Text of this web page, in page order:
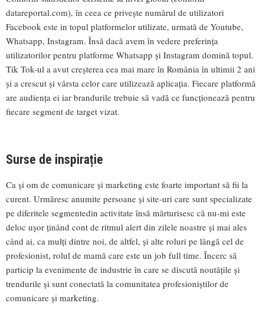
datareportal.com), în ceea ce privește numărul de utilizatori
Facebook este in topul platformelor utilizate, urmată de Youtube,
Whatsapp, Instagram. Însă dacă avem în vedere preferința
utilizatorilor pentru platforme Whatsapp și Instagram domină topul.
Tik Tok-ul a avut creșterea cea mai mare în România în ultimii 2 ani
și a crescut și vârsta celor care utilizează aplicația. Fiecare platformă
are audiența ei iar brandurile trebuie să vadă ce funcționează pentru
fiecare segment de target vizat.
Surse de inspirație
Ca și om de comunicare și marketing este foarte important să fii la
curent. Urmăresc anumite persoane și site-uri care sunt specializate
pe diferitele segmentedin activitate însă mărturisesc că nu-mi este
deloc ușor ținând cont de ritmul alert din zilele noastre și mai ales
când ai, ca mulți dintre noi, de altfel, și alte roluri pe lângă cel de
profesionist, rolul de mamă care este un job full time. Încerc să
particip la evenimente de industrie în care se discută noutățile și
trendurile și sunt conectată la comunitatea profesioniștilor de
comunicare și marketing.